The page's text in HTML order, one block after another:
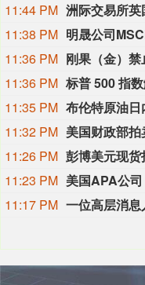
11:44 PM
11:38 PM
11:36 PM
11:36 PM 标普 500 指
11:35 PM 布伦特原油日
11:32 PM
11:26 PM 彭博美元现货
11:23 PM
11:17 PM